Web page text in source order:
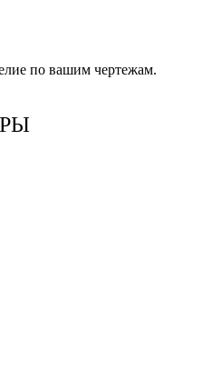
по вашим чертежам.